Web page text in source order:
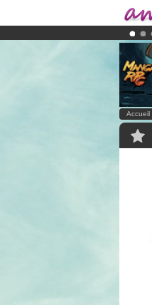
Accueil